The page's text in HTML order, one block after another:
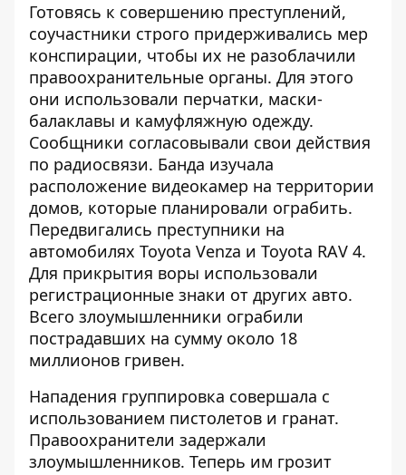
Готовясь к совершению преступлений,
соучастники строго придерживались мер
конспирации, чтобы их не разоблачили
правоохранительные органы. Для этого
они использовали перчатки, маски-
балаклавы и камуфляжную одежду.
Сообщники согласовывали свои действия
по радиосвязи. Банда изучала
расположение видеокамер на территории
домов, которые планировали ограбить.
Передвигались преступники на
автомобилях Toyota Venza и Toyota RАV 4.
Для прикрытия воры использовали
регистрационные знаки от других авто.
Всего злоумышленники ограбили
пострадавших на сумму около 18
миллионов гривен.
Нападения группировка совершала с
использованием пистолетов и гранат.
Правоохранители задержали
злоумышленников. Теперь им грозит